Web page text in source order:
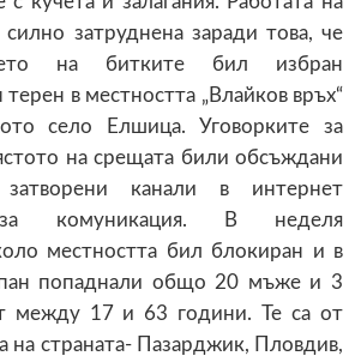
затруднена заради това, че
на битките бил избран
в местността „Влайков връх“
село Елшица. Уговорките за
на срещата били обсъждани
канали в интернет
комуникация. В неделя
местността бил блокиран и в
попаднали общо 20 мъже и 3
между 17 и 63 години. Те са от
на страната- Пазарджик, Пловдив,